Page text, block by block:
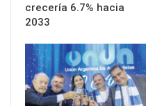
crecería 6.7% hacia
2033